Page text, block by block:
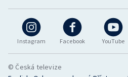
Instagram Facebook YouTube
© Česká televize